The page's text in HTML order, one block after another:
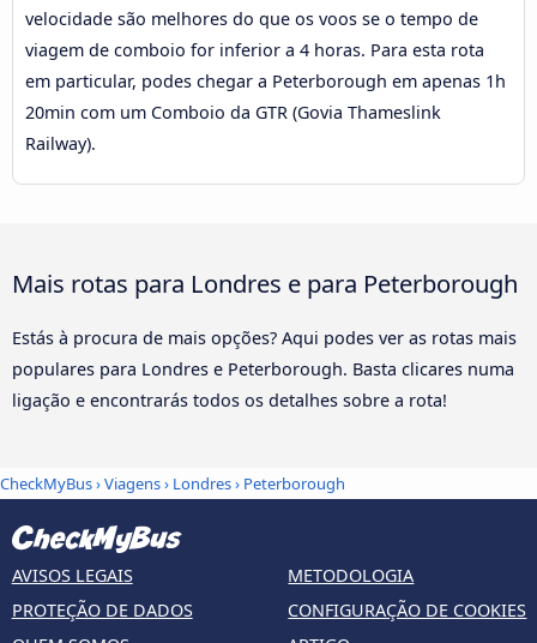
velocidade são melhores do que os voos se o tempo de
viagem de comboio for inferior a 4 horas. Para esta rota
em particular, podes chegar a Peterborough em apenas 1h
20min com um Comboio da GTR (Govia Thameslink
Railway).
Mais rotas para Londres e para Peterborough
Estás à procura de mais opções? Aqui podes ver as rotas mais
populares para Londres e Peterborough. Basta clicares numa
ligação e encontrarás todos os detalhes sobre a rota!
CheckMyBus›Viagens› Londres› Peterborough
AVISOS LEGAIS
PROTEÇÃO DE DADOS
METODOLOGIA
CONFIGURAÇÃO DE COOKIES